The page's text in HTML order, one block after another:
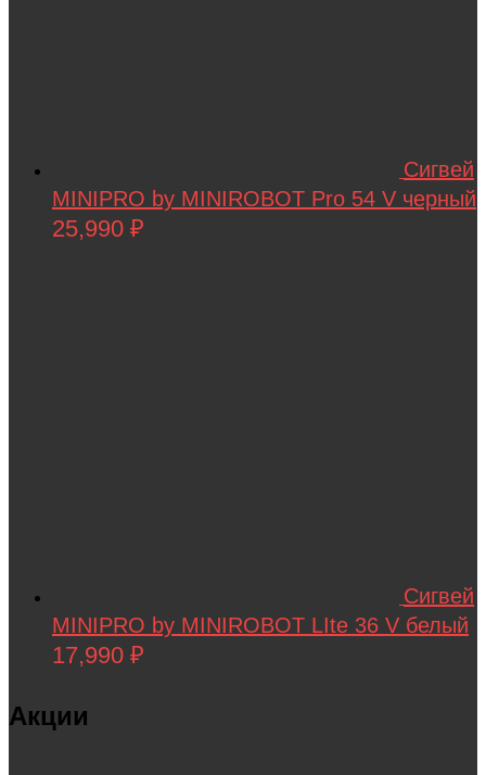
Сигвей
MINIPRO by MINIROBOT Pro 54 V черный
25,990 ₽
Сигвей
MINIPRO by MINIROBOT LIte 36 V белый
17,990 ₽
Акции